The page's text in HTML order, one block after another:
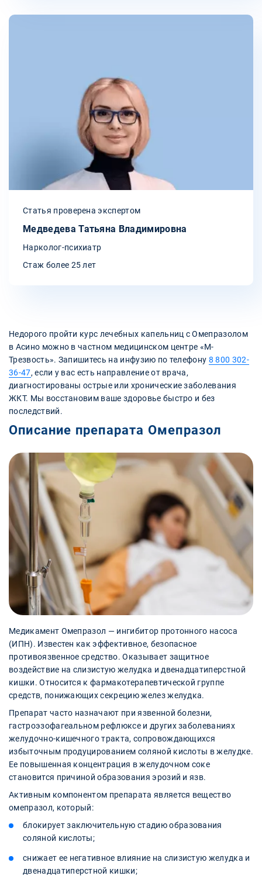
Статья проверена экспертом
Медведева Татьяна Владимировна
Нарколог-психиатр
Стаж более 25 лет
Недорого пройти курс лечебных капельниц с Омепразолом
в Асино можно в частном медицинском центре «М-
Трезвость». Запишитесь на инфузию по телефону 8 800 302-
36-47, если у вас есть направление от врача,
диагностированы острые или хронические заболевания
ЖКТ. Мы восстановим ваше здоровье быстро и без
последствий.
Описание препарата Омепразол
Медикамент Омепразол — ингибитор протонного насоса
(ИПН). Известен как эффективное, безопасное
противоязвенное средство. Оказывает защитное
воздействие на слизистую желудка и двенадцатиперстной
кишки. Относится к фармакотерапевтической группе
средств, понижающих секрецию желез желудка.
Препарат часто назначают при язвенной болезни,
гастроэзофагеальном рефлюксе и других заболеваниях
желудочно-кишечного тракта, сопровождающихся
избыточным продуцированием соляной кислоты в желудке.
Ее повышенная концентрация в желудочном соке
становится причиной образования эрозий и язв.
Активным компонентом препарата является вещество
омепразол, который:
блокирует заключительную стадию образования
соляной кислоты;
снижает ее негативное влияние на слизистую желудка и
двенадцатиперстной кишки;